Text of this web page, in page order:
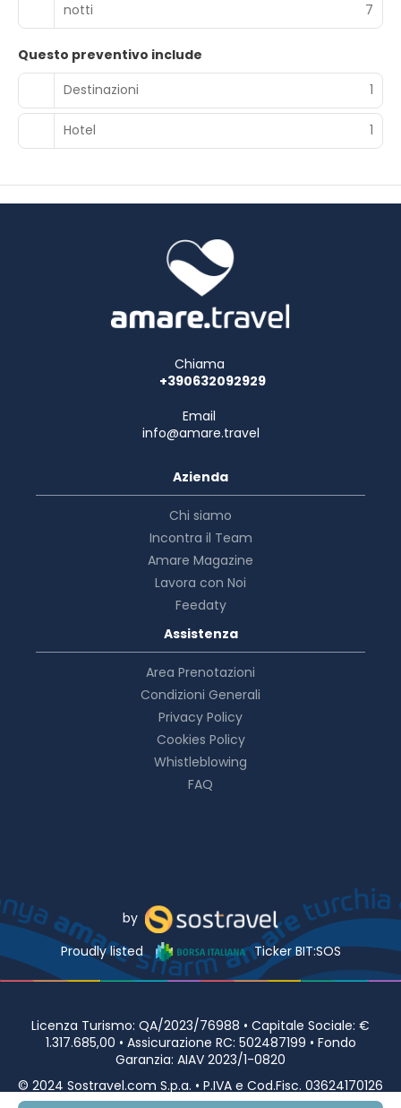
notti 7
Questo preventivo include
Destinazioni
1
Hotel 1
Chiama
+390632092929
Email
info@amare.travel
Azienda
Chi siamo
Incontra il Team
Amare Magazine
Lavora con Noi
Feedaty
Assistenza
Area Prenotazioni
Condizioni Generali
Privacy Policy
Cookies Policy
Whistleblowing
FAQ
by
Proudly listed
Ticker BIT:SOS
Licenza Turismo: QA/2023/76988 • Capitale Sociale: €
1.317.685,00 • Assicurazione RC: 502487199 • Fondo
Garanzia: AIAV 2023/1-0820
© 2024 Sostravel.com S.p.a. • P.IVA e Cod.Fisc. 03624170126
• Viale Europa 98 00144 ROMA